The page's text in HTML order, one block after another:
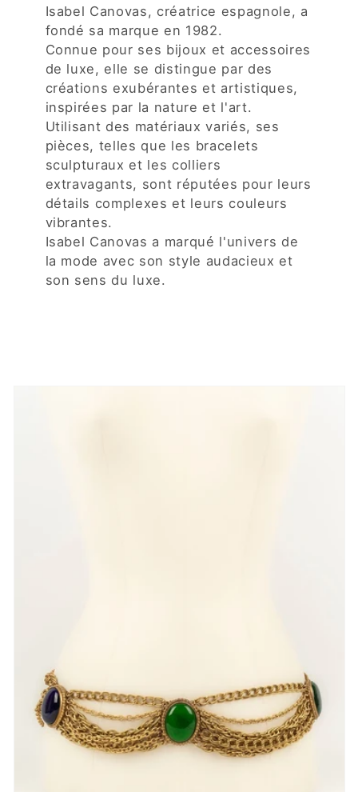
Isabel Canovas, créatrice espagnole, a
fondé sa marque en 1982.
Connue pour ses bijoux et accessoires
de luxe, elle se distingue par des
créations exubérantes et artistiques,
inspirées par la nature et l'art.
Utilisant des matériaux variés, ses
pièces, telles que les bracelets
sculpturaux et les colliers
extravagants, sont réputées pour leurs
détails complexes et leurs couleurs
vibrantes.
Isabel Canovas a marqué l'univers de
la mode avec son style audacieux et
son sens du luxe.